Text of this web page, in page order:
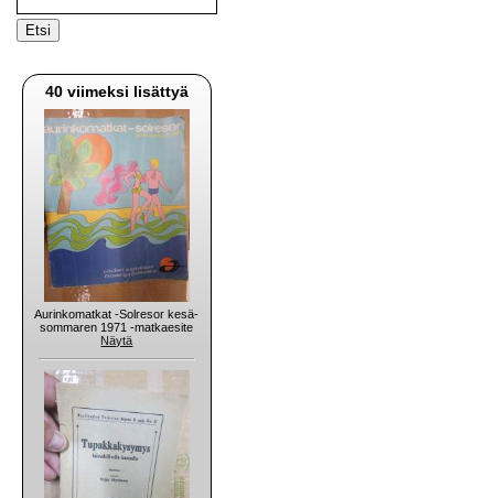
40 viimeksi lisättyä
Aurinkomatkat -Solresor kesä-
sommaren 1971 -matkaesite
Näytä